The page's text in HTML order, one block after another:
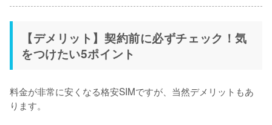
【デメリット】契約前に必ずチェック！気
をつけたい5ポイント
料金が非常に安くなる格安SIMですが、当然デメリットもあ
ります。